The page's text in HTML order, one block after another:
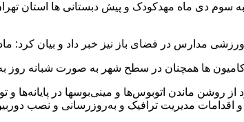
سوم دی ماه مهدکودک و پیش دبستانی ها استان
مدارس در فضای باز نیز خبر داد و بیان کرد:
کامیون ها همچنان در سطح شهر به صورت شبانه
روشن ماندن اتوبوس‌ها و مینی‌بوسها در پایانه‌ها
و اقدامات مدیریت ترافیک و به‌روزرسانی و نصب